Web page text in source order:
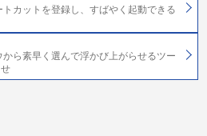
カットを登録し、すばやく起動できる
ら素早く選んで浮かび上がらせるツー